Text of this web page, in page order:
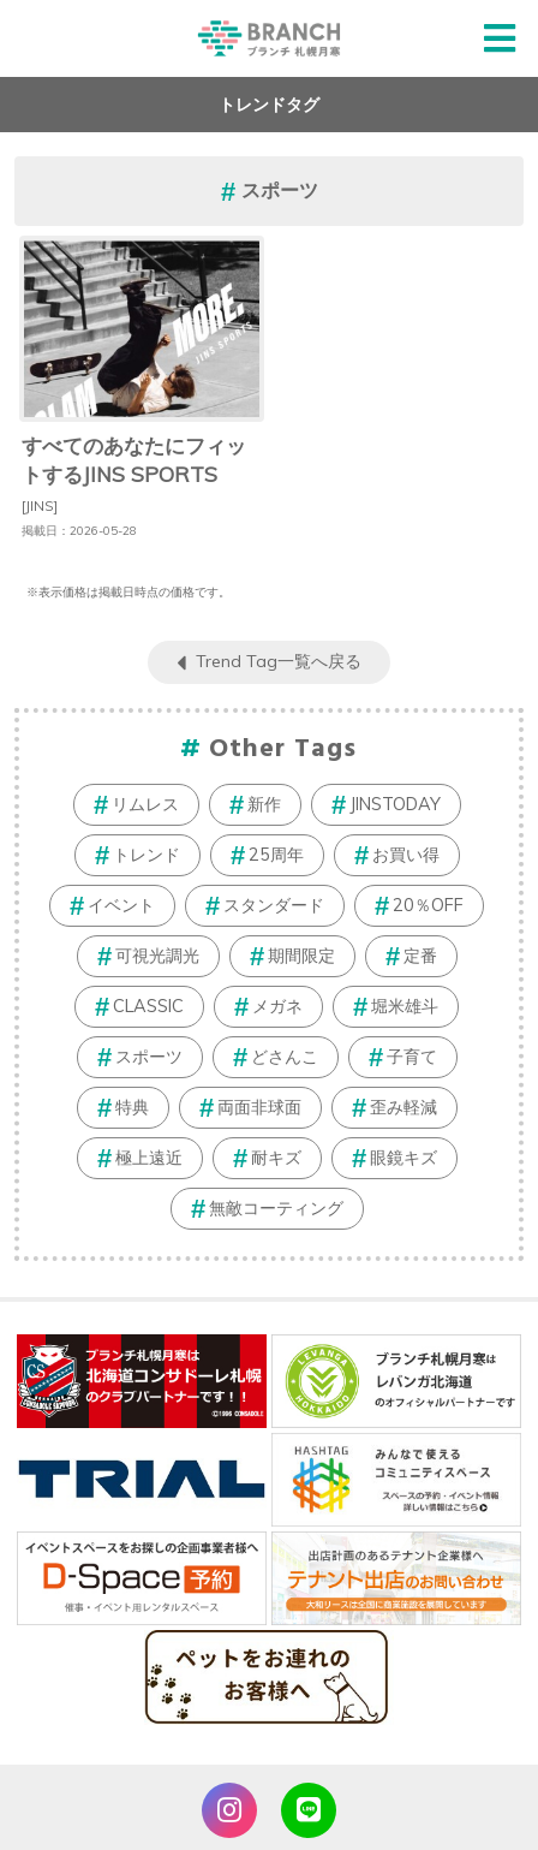
トレンドタグ
スポーツ
すべてのあなたにフィッ
トするJINS SPORTS
[JINS]
掲載日：2026-05-28
※表示価格は掲載日時点の価格です。
Trend Tag一覧へ戻る
Other Tags
リムレス 新作 JINSTODAY
トレンド 25周年 お買い得
イベント スタンダード 20％OFF
可視光調光 期間限定 定番
CLASSIC メガネ 堀米雄斗
スポーツ どさんこ 子育て
特典 両面非球面 歪み軽減
極上遠近 耐キズ 眼鏡キズ
無敵コーティング